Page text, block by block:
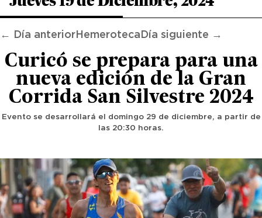
← Día anterior Hemeroteca Día siguiente →
Curicó se prepara para una
nueva edición de la Gran
Corrida San Silvestre 2024
Evento se desarrollará el domingo 29 de diciembre, a partir de
las 20:30 horas.